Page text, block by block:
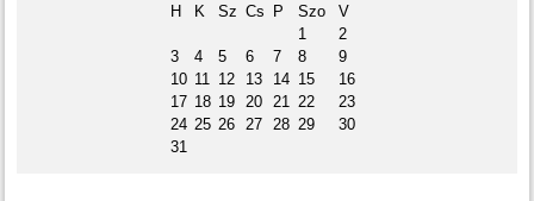
H
K Sz Cs P Szo
V
1
2
3
4 5 6 7 8
9
10 11 12 13 14 15
16
17 18 19 20 21 22
23
24 25 26 27 28 29
30
31